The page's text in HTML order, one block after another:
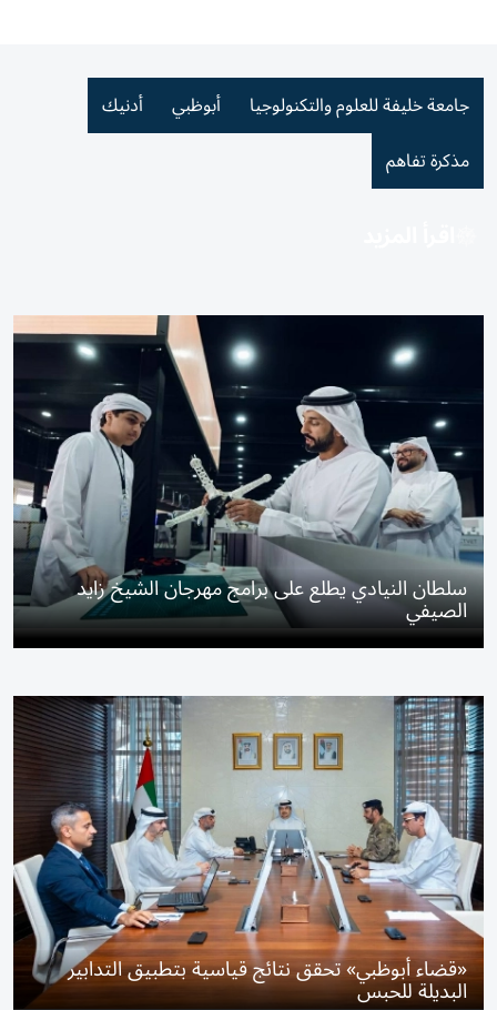
جامعة خليفة للعلوم والتكنولوجيا أبوظبي
أدنيك
مذكرة تفاهم
سلطان النيادي يطلع على برامج مهرجان الشيخ زايد
الصيفي
«قضاء أبوظبي» تحقق نتائج قياسية بتطبيق التدابير
البديلة للحبس